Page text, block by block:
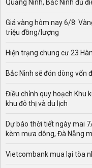
Quảng Ninh, Bắc Ninh đủ
Giá vàng hôm nay 6/8:
triệu đồng/lượng
Hiện trạng chung cư 23
Bắc Ninh sẽ đón dòng vốn
Điều chỉnh quy hoạch Khu
khu đô thị và du lịch
Dự báo thời tiết ngày mai
kèm mưa dông, Đà Nẵng
Vietcombank mua lại tòa